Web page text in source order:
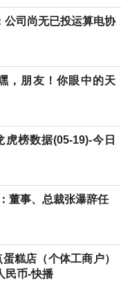
公司尚无已投运算电协
，朋友！你眼中的天
榜数据(05-19)-今日
董事、总裁张瀑辞任
糕店（个体工商户）
民币-快播